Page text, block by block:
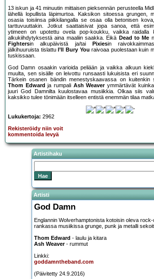
13 iskun ja 41 minuutin mittaisen pieksennän perusteella
lähellä lopullista läpimurtoa. Kaksikon sitoessa grungen,
osasia toisiinsa piikkilangalla se osaa olla betonisen
tarttuvuuttakin. Jotkut saattaisivat jopa sanoa, että
ytimeen on upotettu ovela pop-koukku, vaikka raidalla
alkukiihdytyksestä aina maaliin saakka. Eikä Dead to Me
Fightersin alkupäivistä ja/tai Pixiesin
jälkihuuruista tislattu I’ll Bury You raivoaa puolestaan kuin
tuskissaan.
God Damn osaakin varioida peliään ja vaikka alkuun
muulta, sen sisälle on leivottu runsaasti lukuisista eri
Tärkein osanen bändin menestyskaavassa on kuitenkin
Thom Edward ja rumpali Ash Weaverymmärtävät
juuri God Damnilta kuulostavaa musiikkia. Olkaa siis
kaksikko tulee tönimään itselleen entistä enemmän tilaa
Lukukertoja: 2962
Rekisteröidy niin voit
kommentoida levyä
Artistihaku
Artisti
God Damn
Englannin Wolverhamptonista kotoisin oleva
rankassa musiikissa grunge, punk ja metalli
Thom Edward - laulu ja kitara
Ash Weaver- rummut
Linkki:
goddamntheband.com
(Päivitetty 24.9.2016)